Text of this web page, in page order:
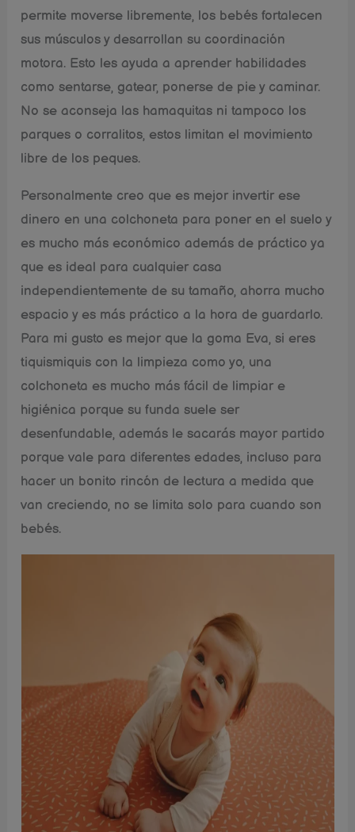
permite moverse libremente, los bebés fortalecen
sus músculos y desarrollan su coordinación
motora. Esto les ayuda a aprender habilidades
como sentarse, gatear, ponerse de pie y caminar.
No se aconseja las hamaquitas ni tampoco los
parques o corralitos, estos limitan el movimiento
libre de los peques.
Personalmente creo que es mejor invertir ese
dinero en una colchoneta para poner en el suelo y
es mucho más económico además de práctico ya
que es ideal para cualquier casa
independientemente de su tamaño, ahorra mucho
espacio y es más práctico a la hora de guardarlo.
Para mi gusto es mejor que la goma Eva, si eres
tiquismiquis con la limpieza como yo, una
colchoneta es mucho más fácil de limpiar e
higiénica porque su funda suele ser
desenfundable, además le sacarás mayor partido
porque vale para diferentes edades, incluso para
hacer un bonito rincón de lectura a medida que
van creciendo, no se limita solo para cuando son
bebés.